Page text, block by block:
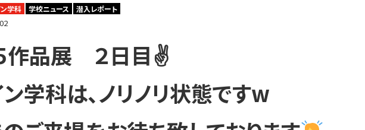
学科 学校ニュース 潜入レポート
作品展 ２日目✌️
学科は、ノリノリ状態ですw